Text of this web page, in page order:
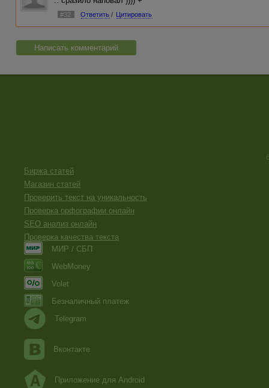
#32 Ответить / Цитировать
Написать комментарий
Биржа статей
Магазин статей
Проверить текст на уникальность
Проверка орфографии онлайн
SEO анализ онлайн
Проверка качества текста
МИР / СБП
WebMoney
Volet
Безналичный платеж
Telegram
Вконтакте
Приложение для Android